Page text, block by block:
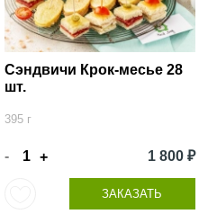
Сэндвичи Крок-месье 28
шт.
395 г
- + 1 800 ₽
ЗАКАЗАТЬ